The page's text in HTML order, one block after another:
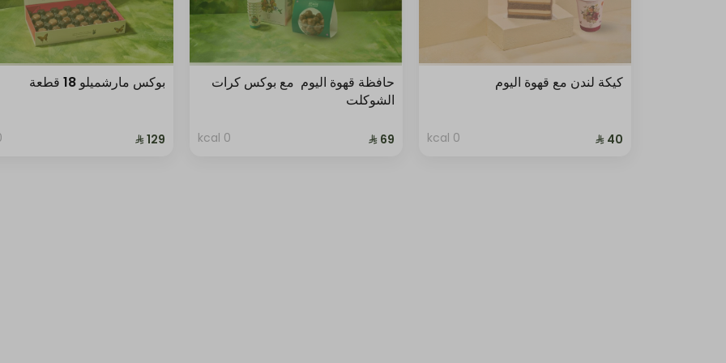
كيكة لندن مع قهوة اليوم
0 kcal
حافظة قهوة اليوم مع بوكس كرات
الشوكلت
0 kcal
بوكس مارشميلو 18 قطعة